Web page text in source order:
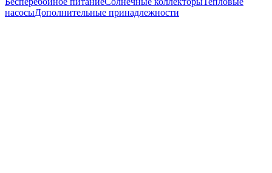
насосыДополнительные принадлежности